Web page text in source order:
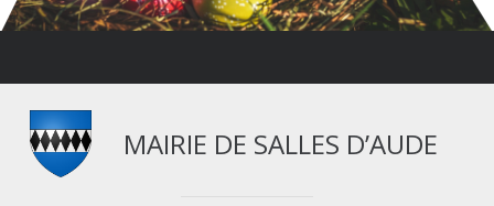
MAIRIE DE SALLES D’AUDE